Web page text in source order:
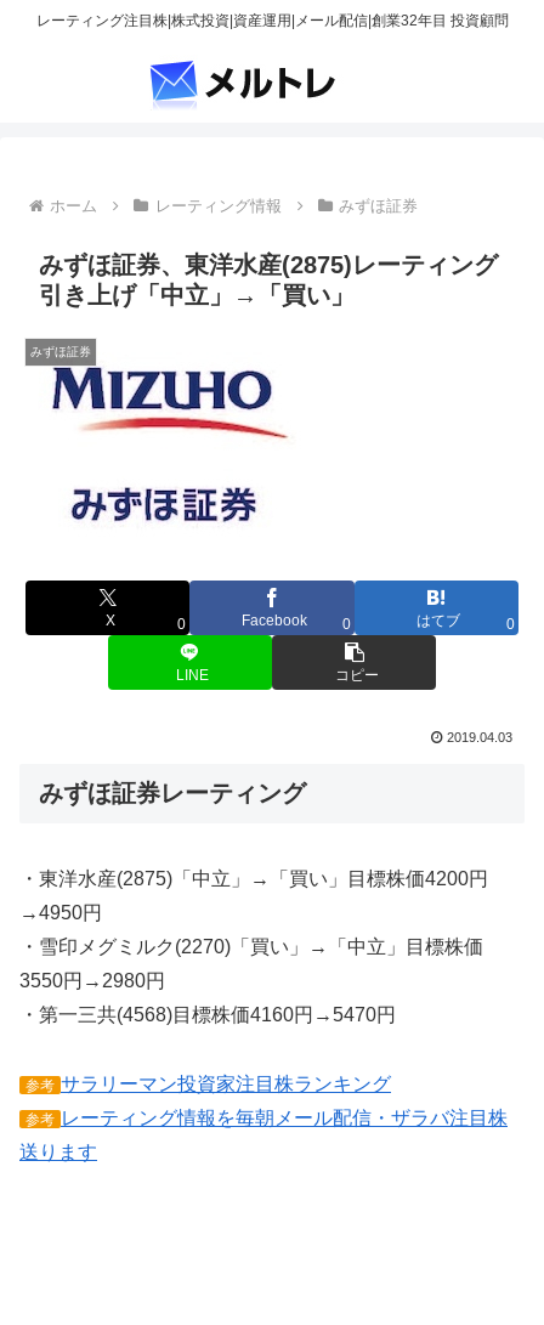
レーティング注目株|株式投資|資産運用|メール配信|創業32年目 投資顧問
ホーム レーティング情報 みずほ証券
みずほ証券、東洋水産(2875)レーティング
引き上げ「中立」→「買い」
みずほ証券
X 0 Facebook 0 はてブ 0
LINE コピー
2019.04.03
みずほ証券レーティング
・東洋水産(2875)「中立」→「買い」目標株価4200円
→4950円
・雪印メグミルク(2270)「買い」→「中立」目標株価
3550円→2980円
・第一三共(4568)目標株価4160円→5470円
参考 サラリーマン投資家注目株ランキング
参考 レーティング情報を毎朝メール配信・ザラバ注目株
送ります